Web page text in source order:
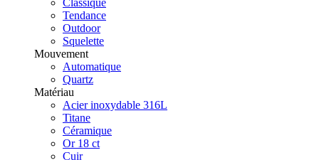
Classique
Tendance
Outdoor
Squelette
Mouvement
Automatique
Quartz
Matériau
Acier inoxydable 316L
Titane
Céramique
Or 18 ct
Cuir